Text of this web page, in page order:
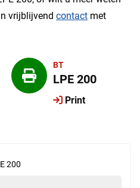
vrijblijvend contact met
BT
LPE 200
Print
200